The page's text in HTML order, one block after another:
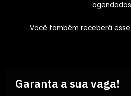
Você também receberá
Garanta a sua vaga!